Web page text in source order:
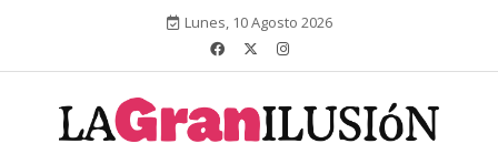
Lunes, 10 Agosto 2026